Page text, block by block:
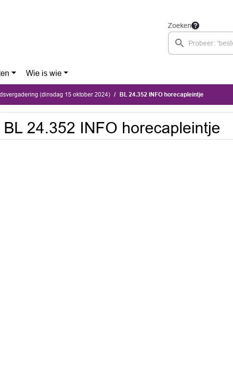
Zoeken
Wie is wie
(dinsdag 15 oktober 2024) BL 24.352 INFO horecapleintje
BL 24.352 INFO horecapleintje